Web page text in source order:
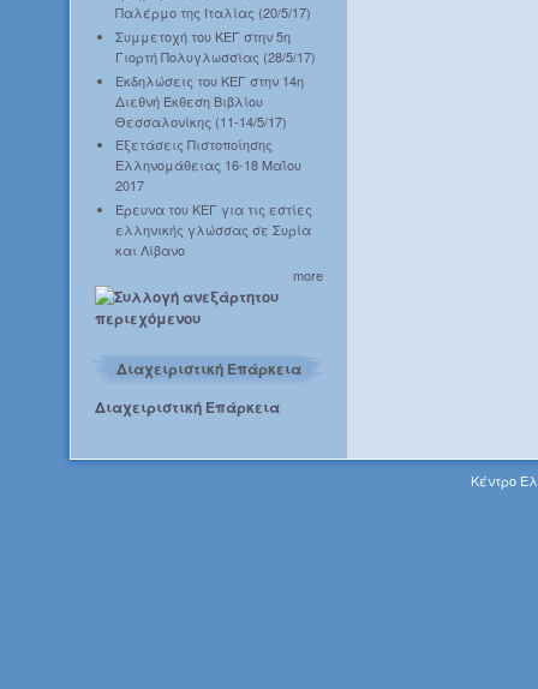
Παλέρμο της Ιταλίας (20/5/17)
Συμμετοχή του ΚΕΓ στην 5η
Γιορτή Πολυγλωσσίας (28/5/17)
Εκδηλώσεις του ΚΕΓ στην 14η
Διεθνή Έκθεση Βιβλίου
Θεσσαλονίκης (11-14/5/17)
Εξετάσεις Πιστοποίησης
Ελληνομάθειας 16-18 Μαΐου
2017
Έρευνα του ΚΕΓ για τις εστίες
ελληνικής γλώσσας σε Συρία
και Λίβανο
more
Διαχειριστική Επάρκεια
Διαχειριστική Επάρκεια
Κέντρο